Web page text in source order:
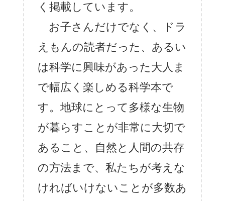
く掲載しています。
お子さんだけでなく、ドラ
えもんの読者だった、あるい
は科学に興味があった大人ま
で幅広く楽しめる科学本で
す。地球にとって多様な生物
が暮らすことが非常に大切で
あること、自然と人間の共存
の方法まで、私たちが考えな
ければいけないことが多数あ